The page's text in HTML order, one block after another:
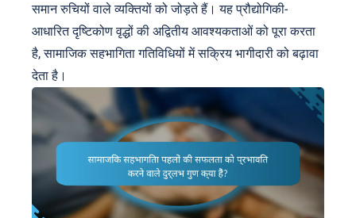
समान रुचियों वाले व्यक्तियों को जोड़ते हैं। यह प्रौद्योगिकी-
आधारित दृष्टिकोण वृद्धों की अद्वितीय आवश्यकताओं को पूरा करता
है, सामाजिक सहभागिता गतिविधियों में सक्रिय भागीदारी को बढ़ावा
देता है।